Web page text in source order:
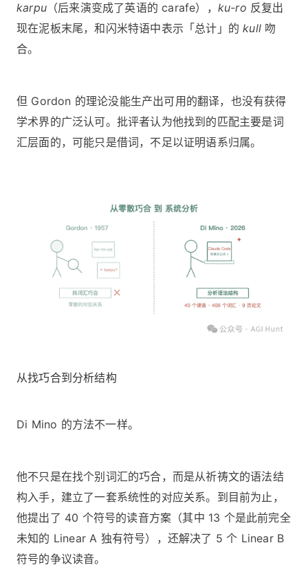
karpu （后来演变成了英语的 carafe）， ku-ro 反复出
现在泥板末尾，和闪米特语中表示「总计」的kull 吻
合。
但 Gordon 的理论没能生产出可用的翻译，也没有获得
学术界的广泛认可。批评者认为他找到的匹配主要是词
汇层面的，可能只是借词，不足以证明语系归属。
从找巧合到分析结构
Di Mino 的方法不一样。
他不只是在找个别词汇的巧合，而是从祈祷文的语法结
构入手，建立了一套系统性的对应关系。到目前为止，
他提出了 40 个符号的读音方案（其中 13 个是此前完全
未知的 Linear A 独有符号），还解决了 5 个 Linear B
符号的争议读音。